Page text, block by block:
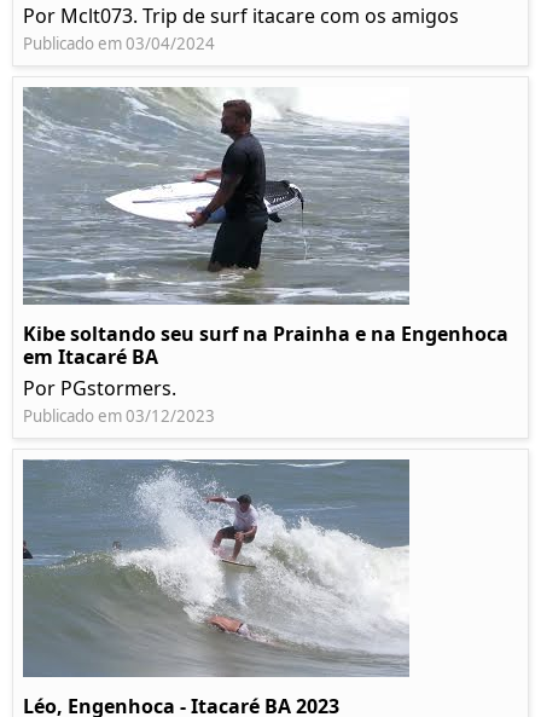
Por Mclt073. Trip de surf itacare com os amigos
Publicado em 03/04/2024
Kibe soltando seu surf na Prainha e na Engenhoca
em Itacaré BA
Por PGstormers.
Publicado em 03/12/2023
Léo, Engenhoca - Itacaré BA 2023